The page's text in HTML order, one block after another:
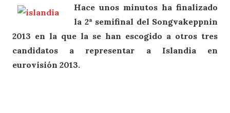
Hace unos minutos ha finalizado
la 2ª semifinal del Songvakeppnin
2013 en la que la se han escogido a otros tres
candidatos a representar a Islandia en
eurovisión 2013.